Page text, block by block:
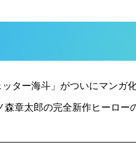
ター海斗」がついにマンガ
章太郎の完全新作ヒーロー